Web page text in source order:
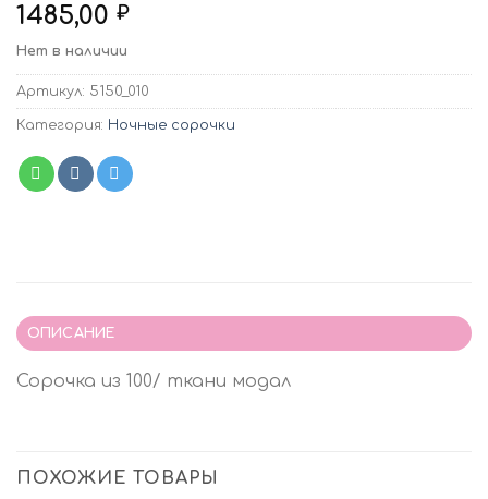
1485,00 ₽
Нет в наличии
Артикул: 5150_010
Категория: Ночные сорочки
ОПИСАНИЕ
Сорочка из 100/ ткани модал
ПОХОЖИЕ ТОВАРЫ